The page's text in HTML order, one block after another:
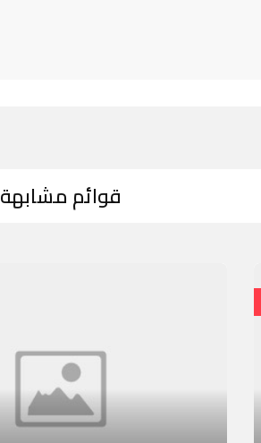
قوائم مشابهة